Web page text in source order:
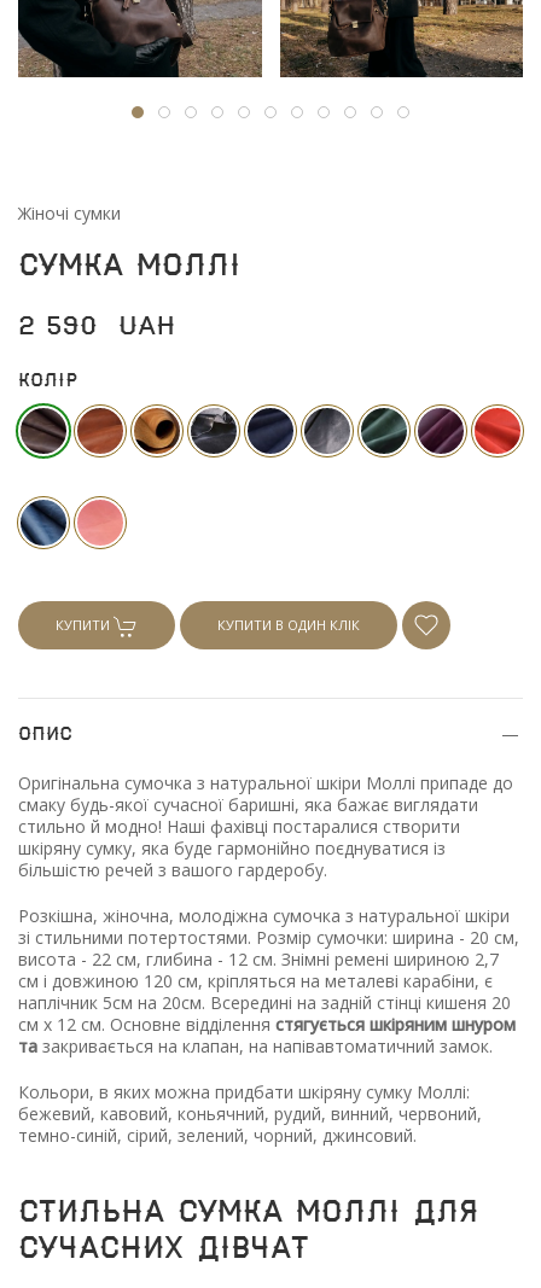
Жіночі сумки
Сумка Моллі
2 590 UAH
Колір
КУПИТИ КУПИТИ В ОДИН КЛІК
Опис
Оригінальна сумочка з натуральної шкіри Моллі припаде до
смаку будь-якої сучасної баришні, яка бажає виглядати
стильно й модно! Наші фахівці постаралися створити
шкіряну сумку, яка буде гармонійно поєднуватися із
більшістю речей з вашого гардеробу.
Розкішна, жіночна, молодіжна сумочка з натуральної шкіри
зі стильними потертостями. Розмір сумочки: ширина - 20 см,
висота - 22 см, глибина - 12 см. Знімні ремені шириною 2,7
см і довжиною 120 см, кріпляться на металеві карабіни, є
наплічник 5см на 20см. Всередині на задній стінці кишеня 20
см х 12 см. Основне відділення стягується шкіряним шнуром
та закривається на клапан, на напівавтоматичний замок.
Кольори, в яких можна придбати шкіряну сумку Моллі:
бежевий, кавовий, коньячний, рудий, винний, червоний,
темно-синій, сірий, зелений, чорний, джинсовий.
Стильна сумка моллі для
сучасних дівчат